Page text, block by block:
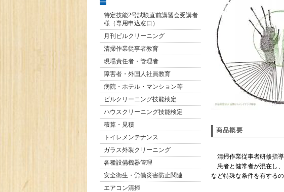
特定技能2号試験直前講習会受講者
様（専用申込窓口）
月刊ビルクリーニング
清掃作業従事者教育
現場責任者・管理者
障害者・外国人社員教育
病院・ホテル・マンション等
ビルクリーニング技能検定
ハウスクリーニング技能検定
積算・見積
トイレメンテナンス
ガラス外装クリーニング
各種設備機器管理
安全衛生・労働災害防止関連
エアコン清掃
商品概要
清掃作業従事者研修指導
患者と健常者が混在し
など特殊な条件を有する